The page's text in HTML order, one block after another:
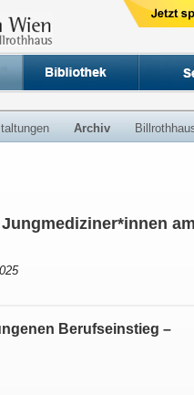
Archiv
Berufseinstieg –